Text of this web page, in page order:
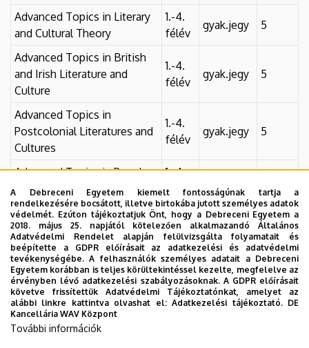
Advanced Topics in Literary
and Cultural Theory
1.-4.
félév
gyak.jegy 5
Advanced Topics in British
and Irish Literature and
Culture
1.-4.
félév
gyak.jegy 5
Advanced Topics in
Postcolonial Literatures and
Cultures
1.-4.
félév
gyak.jegy 5
Advanced Topics in Popular
Literature and Culture
1.-4.
félév
Major Figures in British and
Irish Literature and Culture
1.-4.
félév
gyak.jegy 5
Alternative Approaches to
British and Irish Literature
and Culture
1.-4.
félév
gyak.jegy 5
Visuality and Literature
1.-4.
A Debreceni Egyetem kiemelt fontosságúnak tartja a
rendelkezésére bocsátott, illetve birtokába jutott személyes adatok
védelmét. Ezúton tájékoztatjuk Önt, hogy a Debreceni Egyetem a
2018. május 25. napjától kötelezően alkalmazandó Általános
Adatvédelmi Rendelet alapján felülvizsgálta folyamatait és
beépítette a GDPR előírásait az adatkezelési és adatvédelmi
tevékenységébe. A felhasználók személyes adatait a Debreceni
Egyetem korábban is teljes körültekintéssel kezelte, megfelelve az
érvényben lévő adatkezelési szabályozásoknak. A GDPR előírásait
követve frissítettük Adatvédelmi Tájékoztatónkat, amelyet az
alábbi linkre kattintva olvashat el:Adatkezelési tájékoztató. DE
Kancellária WAV Központ
További információk